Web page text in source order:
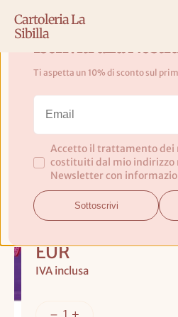
Cartoleria La
Sibilla
Piatto in metallo
Company
Dimensioni
: 12.7x12.7
Prezzo
€9,50
EUR
IVA inclusa
GIU
Iscriviti alla
Ti aspetta un 10% di sconto sul
Accetto il trattamento dei
costituiti dal mio indirizzo
Newsletter con
Sottoscrivi